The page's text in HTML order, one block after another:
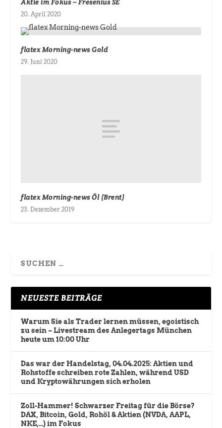
Aktie im Fokus – Fresenius SE
20. April 2020
flatex Morning-news Gold
29. Juni 2020
flatex Morning-news Öl (Brent)
23. Dezember 2019
NEUESTE BEITRÄGE
Warum Sie als Trader lernen müssen, egoistisch
zu sein – Livestream des Anlegertags München
heute um 10:00 Uhr
Das war der Handelstag, 04.04.2025: Aktien und
Rohstoffe schreiben rote Zahlen, während USD
und Kryptowährungen sich erholen
Zoll-Hammer! Schwarzer Freitag für die Börse?
DAX, Bitcoin, Gold, Rohöl & Aktien (NVDA, AAPL,
NKE,…) im Fokus